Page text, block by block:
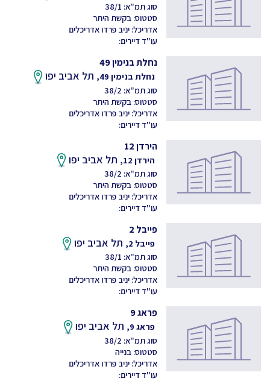
סוג תמ"א: 38/1
סטטוס: בקשת היתר
אדריכל: יניב פרדו אדריכלים
עו"ד דיירים:
נחלת בנימין 49
נחלת בנימין 49, תל אביב יפו
סוג תמ"א: 38/2
סטטוס: בקשת היתר
אדריכל: יניב פרדו אדריכלים
עו"ד דיירים:
הירדן 12
הירדן 12, תל אביב יפו
סוג תמ"א: 38/2
סטטוס: בקשת היתר
אדריכל: יניב פרדו אדריכלים
עו"ד דיירים:
פייבל 2
פייבל 2, תל אביב יפו
סוג תמ"א: 38/1
סטטוס: בקשת היתר
אדריכל: יניב פרדו אדריכלים
עו"ד דיירים:
פראג 9
פראג 9, תל אביב יפו
סוג תמ"א: 38/2
סטטוס: בנייה
אדריכל: יניב פרדו אדריכלים
עו"ד דיירים: